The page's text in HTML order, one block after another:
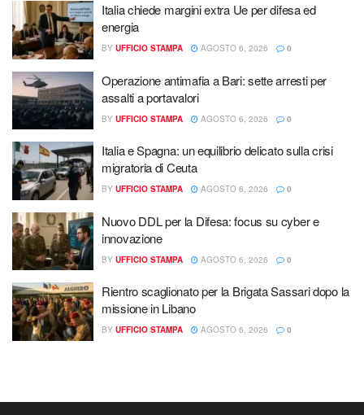
Italia chiede margini extra Ue per difesa ed
energia
BY UFFICIO STAMPA AGOSTO 6, 2026 0
Operazione antimafia a Bari: sette arresti per
assalti a portavalori
BY UFFICIO STAMPA AGOSTO 6, 2026 0
Italia e Spagna: un equilibrio delicato sulla crisi
migratoria di Ceuta
BY UFFICIO STAMPA AGOSTO 6, 2026 0
Nuovo DDL per la Difesa: focus su cyber e
innovazione
BY UFFICIO STAMPA AGOSTO 6, 2026 0
Rientro scaglionato per la Brigata Sassari dopo la
missione in Libano
BY UFFICIO STAMPA AGOSTO 6, 2026 0